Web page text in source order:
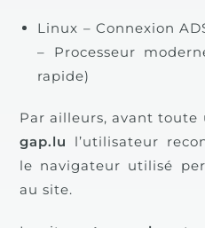
Linux – Connexion
– Processeur
rapide)
Par ailleurs, avant
gap.lu
l’utilisateur
le navigateur utilisé
au site.